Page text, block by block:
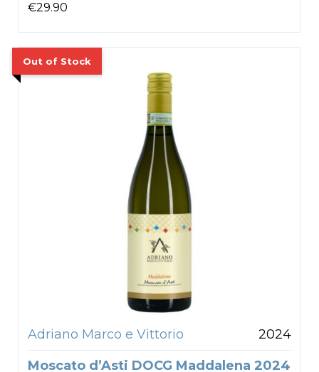
€29.90
Adriano Marco e Vittorio
2024
Moscato d’Asti DOCG Maddalena 2024